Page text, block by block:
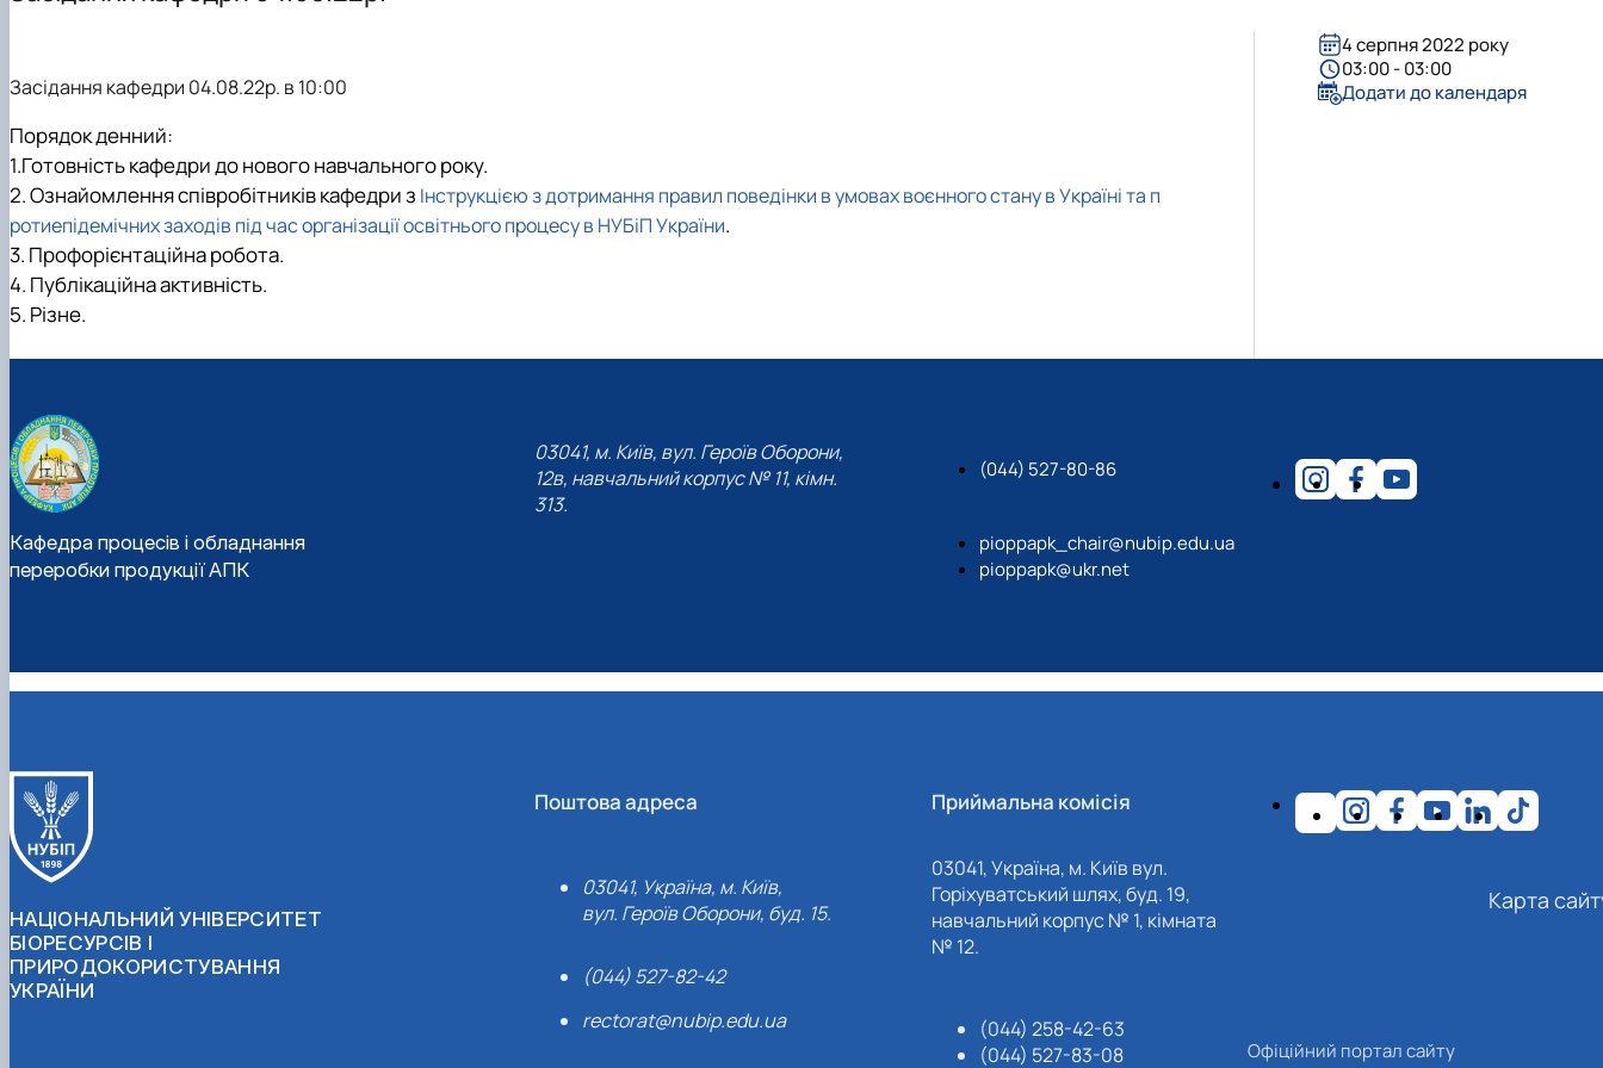
Міжнародна діяльність
Дисципліни кафедри
Засідання кафедри 04.08.22р. в 10:00
Порядок денний:
1.Готовність кафедри до нового навчального року.
2. Ознайомлення співробітників кафедри з Інструкцією з дотримання правил поведінки в умовах воєнного стану в Україні та п
ротиепідемічних заходів під час організації освітнього процесу в НУБіП України.
3. Профорієнтаційна робота.
4. Публікаційна активність.
5. Різне.
4 серпня 2022 року
03:00 - 03:00
Додати до календаря
Кафедра процесів і обладнання
переробки продукції АПК
03041, м. Київ, вул. Героїв Оборони,
12в, навчальний корпус № 11, кімн.
313.
(044) 527-80-86
pioppapk_chair@nubip.edu.ua
pioppapk@ukr.net
НАЦІОНАЛЬНИЙ УНІВЕРСИТЕТ
БІОРЕСУРСІВ І
ПРИРОДОКОРИСТУВАННЯ
УКРАЇНИ
Поштова адреса
03041, Україна, м. Київ,
вул. Героїв Оборони, буд. 15.
(044) 527-82-42
rectorat@nubip.edu.ua
Приймальна комісія
03041, Україна, м. Київ вул.
Горіхуватський шлях, буд. 19,
навчальний корпус № 1, кімната
№ 12.
(044) 258-42-63
(044) 527-83-08
Карта
Офіційний портал сайту